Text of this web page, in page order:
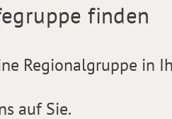
finden
Regionalgruppe in
auf Sie.